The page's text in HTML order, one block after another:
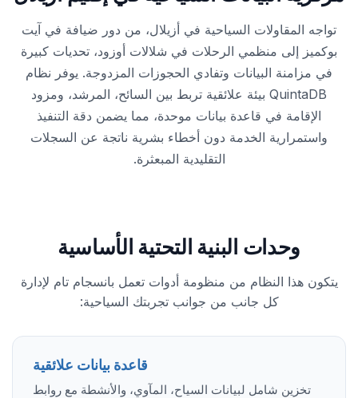
تواجه المقاولات السياحية في أزيلال، من دور ضيافة في آيت
بوكميز إلى منظمي الرحلات في شلالات أوزود، تحديات كبيرة
في مزامنة البيانات وتفادي الحجوزات المزدوجة. يوفر نظام
QuintaDB بيئة علائقية تربط بين السائح، المرشد، ومزود
الإقامة في قاعدة بيانات موحدة، مما يضمن دقة التنفيذ
واستمرارية الخدمة دون أخطاء بشرية ناتجة عن السجلات
التقليدية المبعثرة.
وحدات البنية التحتية الأساسية
يتكون هذا النظام من منظومة أدوات تعمل بانسجام تام لإدارة
كل جانب من جوانب تجربتك السياحية:
قاعدة بيانات علائقية
تخزين شامل لبيانات السياح، المآوي، والأنشطة مع روابط